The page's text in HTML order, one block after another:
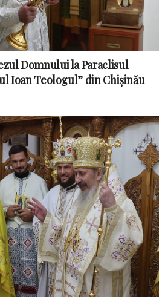
Domnului la Paraclisul
Ioan Teologul” din Chișinău